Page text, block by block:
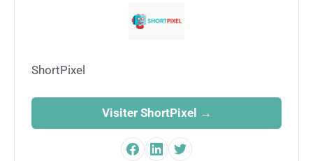
ShortPixel
Visiter ShortPixel →